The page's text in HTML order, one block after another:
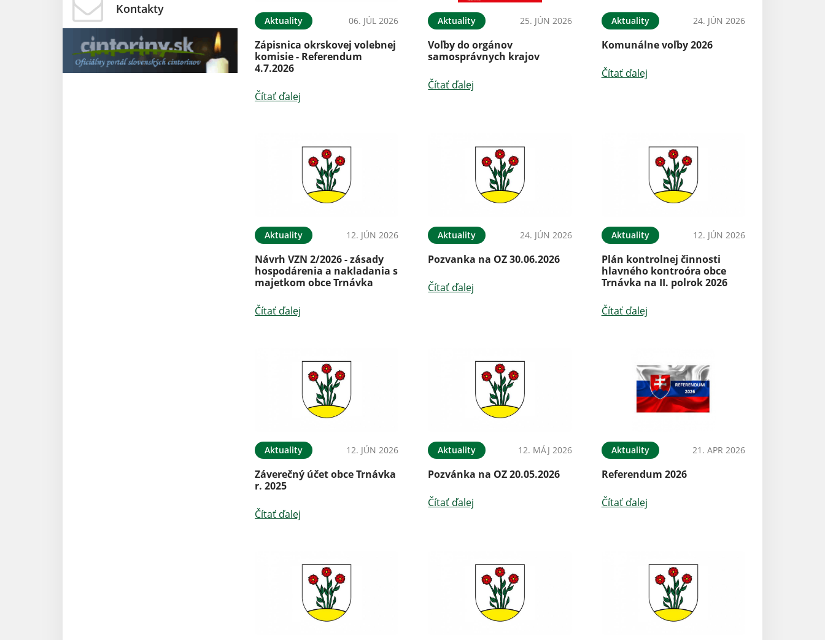
Kontakty
Aktuality 06. JÚL 2026
Zápisnica okrskovej volebnej
komisie - Referendum
4.7.2026
Čítať ďalej
Aktuality 25. JÚN 2026
Voľby do orgánov
samosprávnych krajov
Čítať ďalej
Aktuality 24. JÚN 2026
Komunálne voľby 2026
Čítať ďalej
Aktuality 12. JÚN 2026
Návrh VZN 2/2026 - zásady
hospodárenia a nakladania s
majetkom obce Trnávka
Čítať ďalej
Aktuality 24. JÚN 2026
Pozvanka na OZ 30.06.2026
Čítať ďalej
Aktuality 12. JÚN 2026
Plán kontrolnej činnosti
hlavného kontroóra obce
Trnávka na II. polrok 2026
Čítať ďalej
Aktuality 12. JÚN 2026
Záverečný účet obce Trnávka
r. 2025
Čítať ďalej
Aktuality 12. MÁJ 2026
Pozvánka na OZ 20.05.2026
Čítať ďalej
Aktuality 21. APR 2026
Referendum 2026
Čítať ďalej